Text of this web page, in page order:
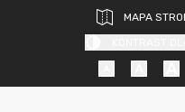
MAPA